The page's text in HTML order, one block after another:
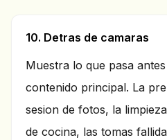
10. Detras de camaras
Muestra lo que pasa
contenido principal. La
sesion de fotos, la
de cocina, las tomas